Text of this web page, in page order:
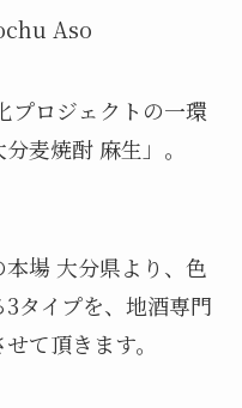
Aso
プロジェクトの一環
麦焼酎 麻生」。
場 大分県より、色
タイプを、地酒専門
て頂きます。